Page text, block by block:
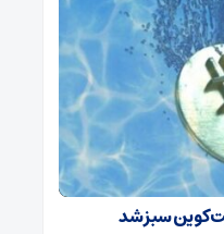
بیت‌کوین سبز شد